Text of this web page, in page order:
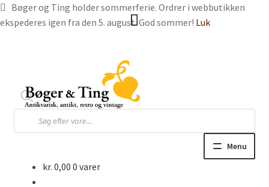
Bøger og Ting holder sommerferie. Ordrer i webbutikken
ekspederes igen fra den 5. august. God sommer! Luk
navigation
indhold
Products
search
Menu
kr. 0,00 0 varer